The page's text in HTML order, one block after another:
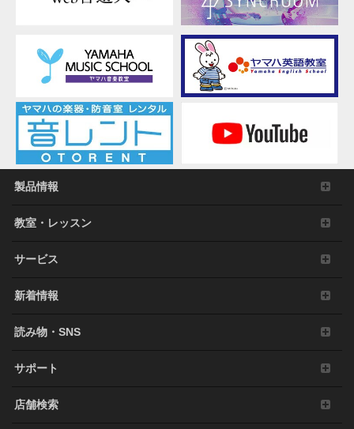
製品情報
教室・レッスン
サービス
新着情報
読み物・SNS
サポート
店舗検索